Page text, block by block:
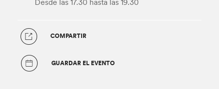
Desde las 17.30 hasta las 19.30
COMPARTIR
GUARDAR EL EVENTO